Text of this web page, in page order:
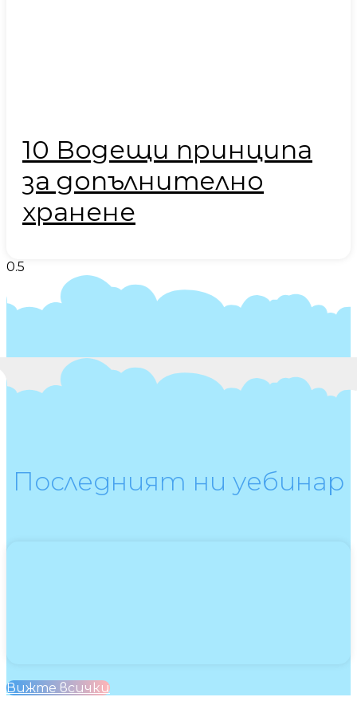
10 Водещи принципа
за допълнително
хранене
Последният ни уебинар
Вижте всички